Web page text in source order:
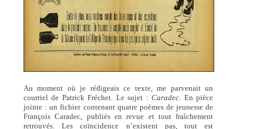
Au moment où je rédigeais ce texte, me parvenait un
courriel de Patrick Fréchet. Le sujet :Caradec . En pièce
jointe : un fichier contenant quatre poèmes de jeunesse de
François Caradec, publiés en revue et tout fraîchement
retrouvés. Les coïncidence n’existent pas, tout est